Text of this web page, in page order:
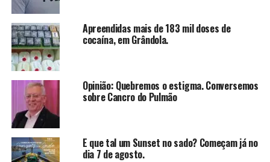
Apreendidas mais de 183 mil doses de
cocaína, em Grândola.
Opinião: Quebremos o estigma. Conversemos
sobre Cancro do Pulmão
E que tal um Sunset no sado? Começam já no
dia 7 de agosto.